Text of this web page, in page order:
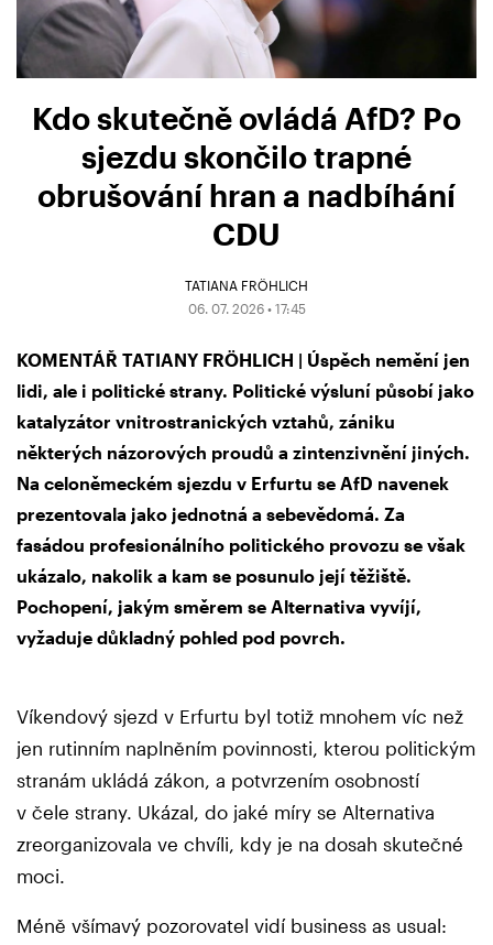
Kdo skutečně ovládá AfD? Po
sjezdu skončilo trapné
obrušování hran a nadbíhání
CDU
TATIANA FRÖHLICH
06. 07. 2026 • 17:45
KOMENTÁŘ TATIANY FRÖHLICH | Úspěch nemění jen
lidi, ale i politické strany. Politické výsluní působí jako
katalyzátor vnitrostranických vztahů, zániku
některých názorových proudů a zintenzivnění jiných.
Na celoněmeckém sjezdu v Erfurtu se AfD navenek
prezentovala jako jednotná a sebevědomá. Za
fasádou profesionálního politického provozu se však
ukázalo, nakolik a kam se posunulo její těžiště.
Pochopení, jakým směrem se Alternativa vyvíjí,
vyžaduje důkladný pohled pod povrch.
Víkendový sjezd v Erfurtu byl totiž mnohem víc než
jen rutinním naplněním povinnosti, kterou politickým
stranám ukládá zákon, a potvrzením osobností
v čele strany. Ukázal, do jaké míry se Alternativa
zreorganizovala ve chvíli, kdy je na dosah skutečné
moci.
Méně všímavý pozorovatel vidí business as usual: